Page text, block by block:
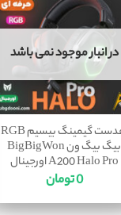
در انبار موجود نمی باشد
هدست گیمینگ بیسیم RGB
بیگ بیگ ون BigBigWon
A200 Halo Pro اورجینال
0تومان